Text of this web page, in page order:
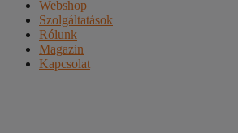
Webshop
Szolgáltatások
Rólunk
Magazin
Kapcsolat